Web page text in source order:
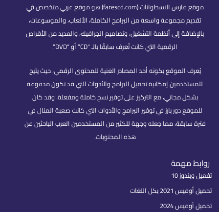
موقع فارس الاسطوانات (farescd.com) هو موقع عربي متخصص في
تقديم مجموعة واسعة من البرامج الكاملة، الألعاب، والموسوعات،
بالإضافة إلى أنظمة التشغيل، وتصاميم الجرافيك، والعديد من الأقراص
الرقمية التي كانت تُعرف سابقًا بالـ “CD” أو “DVD”.
يُعرف الموقع بكونه أحد المصادر الغنية للمحتوى الرقمي، حيث يتيح
للمستخدمين إمكانية تحميل البرامج والأدوات التي قد تكون مدفوعة
بشكل مجاني، مع التركيز على توفير نسخ كاملة ومفعلة. وقد كان
للموقع دور بارز في توفير البرامج والأدوات التي كانت صعبة المنال في
فترة سابقة، مما جعله وجهة للكثير من المستخدمين العرب الباحثين عن
هذه المحتويات.
روابط مهمة
تفعيل ويندوز 10
تحميل أوفيس 2021 بكل اللغات
تحميل أوفيس 2024